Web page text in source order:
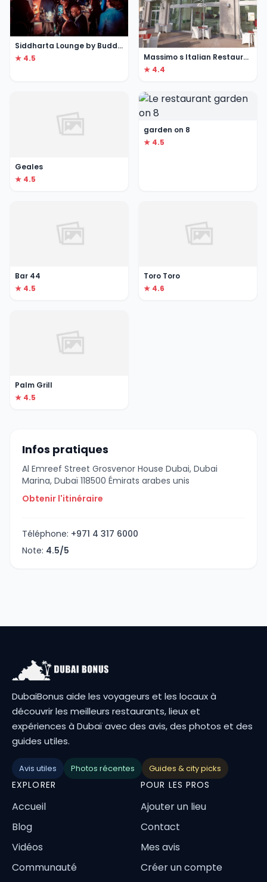
Siddharta Lounge by Buddha-Bar
★ 4.5
Massimo s Italian Restaurant
★ 4.4
Geales
★ 4.5
garden on 8
★ 4.5
Bar 44
★ 4.5
Toro Toro
★ 4.6
Palm Grill
★ 4.5
Infos pratiques
Al Emreef Street Grosvenor House Dubai, Dubai
Marina, Dubaï 118500 Émirats arabes unis
Obtenir l'itinéraire
Téléphone: +971 4 317 6000
Note: 4.5/5
DubaiBonus aide les voyageurs et les locaux à
découvrir les meilleurs restaurants, lieux et
expériences à Dubaï avec des avis, des photos et des
guides utiles.
Avis utiles Photos récentes Guides & city picks
EXPLORER
Accueil
Blog
Vidéos
Communauté
POUR LES PROS
Ajouter un lieu
Contact
Mes avis
Créer un compte